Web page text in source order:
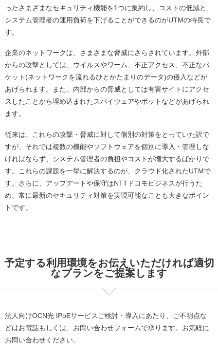
ったさまざまなセキュリティ機能を1つに集約し、コストの低減と、
システム管理者の運用負荷を下げることができるのがUTMの特長で
す。
企業のネットワークは、さまざまな脅威にさらされています。外部
からの攻撃としては、ウイルスやワーム、不正アクセス、不正なパ
ケット(ネットワークを流れるひとかたまりのデータ)の侵入などが
あげられます。また、内部からの脅威としては有害サイトにアクセ
スしたことから埋め込まれたスパイウェアやボットなどがあげられ
ます。
従来は、これらの攻撃・脅威に対して個別の対策をとっていた訳で
すが、それでは複数の機能やソフトウェアを個別に導入・管理しな
ければならず、システム管理者の負担やコストが増大するばかりで
す。これらの課題を一挙に解決するのが、クラウド化されたUTMで
す。さらに、アップデートや保守はNTTドコモビジネスが行うた
め、常に最新のセキュリティ対策を実現可能なことも大きなポイン
トです。
予定する利用環境をお伝えいただければ適切
なプランをご提案します
法人向けOCN光 IPoEサービスご検討・導入にあたり、ご不明点な
どはお電話もしくは、お問い合わせフォームで承ります。お気軽に
お問い合わせください。